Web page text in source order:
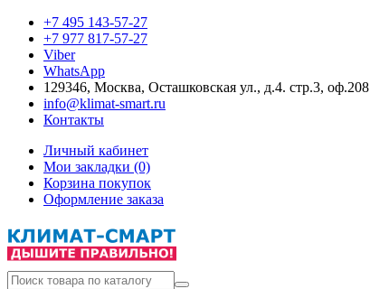
+7 495 143-57-27
+7 977 817-57-27
Viber
WhatsApp
129346, Москва, Осташковская ул., д.4. стр.3, оф.208
info@klimat-smart.ru
Контакты
Личный кабинет
Мои закладки (0)
Корзина покупок
Оформление заказа